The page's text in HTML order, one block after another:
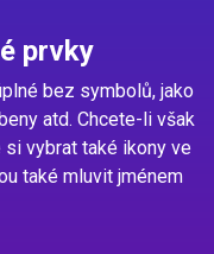
prvky
bez symbolů, jako
atd. Chcete-li však
vybrat také ikony ve
také mluvit jménem